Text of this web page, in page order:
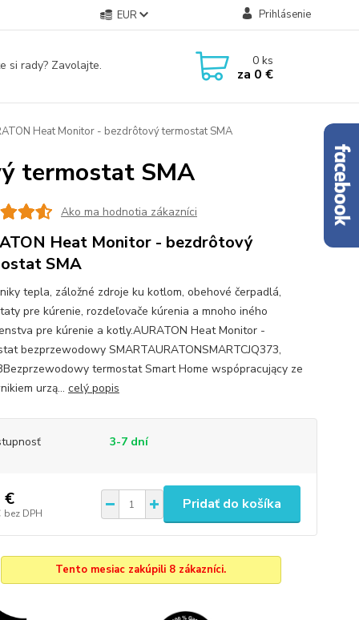
EUR Prihlásenie
si rady? Zavolajte. 0ks
za 0 €
Heat Monitor - bezdrôtový termostat SMA
termostat SMA
Ako ma hodnotia zákazníci
Heat Monitor - bezdrôtový
SMA
tepla, záložné zdroje ku kotlom, obehové čerpadlá,
pre kúrenie, rozdeľovače kúrenia a mnoho iného
pre kúrenie a kotly.AURATON Heat Monitor -
bezprzewodowy SMARTAURATONSMARTCJQ373,
termostat Smart Home wspópracujący ze
urzą... celý popis
3-7 dní
€
bez DPH
Pridať do košíka
Tento mesiac zakúpili 8 zákazníci.